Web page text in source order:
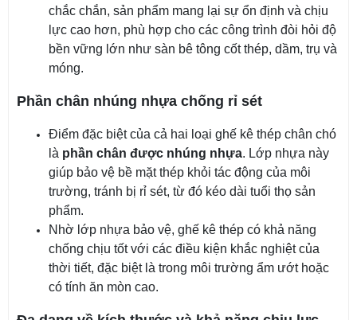
chắc chắn, sản phẩm mang lại sự ổn định và chịu
lực cao hơn, phù hợp cho các công trình đòi hỏi độ
bền vững lớn như sàn bê tông cốt thép, dầm, trụ và
móng.
Phần chân nhúng nhựa chống rỉ sét
Điểm đặc biệt của cả hai loại ghế kê thép chân chó
là phần chân được nhúng nhựa. Lớp nhựa này
giúp bảo vệ bề mặt thép khỏi tác động của môi
trường, tránh bị rỉ sét, từ đó kéo dài tuổi thọ sản
phẩm.
Nhờ lớp nhựa bảo vệ, ghế kê thép có khả năng
chống chịu tốt với các điều kiện khắc nghiệt của
thời tiết, đặc biệt là trong môi trường ẩm ướt hoặc
có tính ăn mòn cao.